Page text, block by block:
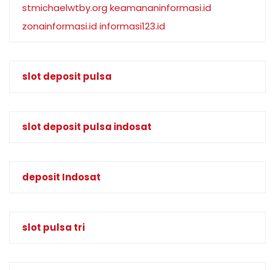
stmichaelwtby.org keamananinformasi.id
zonainformasi.id informasi123.id
slot deposit pulsa
slot deposit pulsa indosat
deposit Indosat
slot pulsa tri